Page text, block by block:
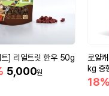
] 리얼트릿 한우 50g
5,000원
로얄
kg 중
18%